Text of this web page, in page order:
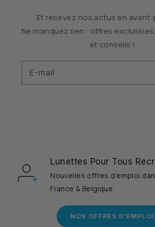
Et recevez nos actus en avant-
Ne manquez rien : offres
et conseils !
E-mail
Lunettes Pour Tous
Nouvelles offres d’emploi
France & Belgique
NOS OFFRES D'EMPLOI